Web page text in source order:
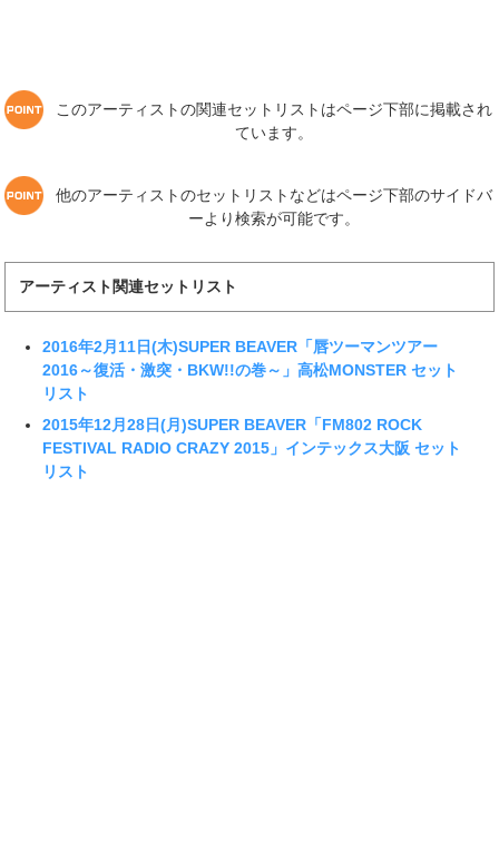
このアーティストの関連セットリストはページ下部に掲載され
ています。
他のアーティストのセットリストなどはページ下部のサイドバ
ーより検索が可能です。
アーティスト関連セットリスト
2016年2月11日(木)SUPER BEAVER「唇ツーマンツアー
2016～復活・激突・BKW!!の巻～」高松MONSTER セット
リスト
2015年12月28日(月)SUPER BEAVER「FM802 ROCK
FESTIVAL RADIO CRAZY 2015」インテックス大阪 セット
リスト